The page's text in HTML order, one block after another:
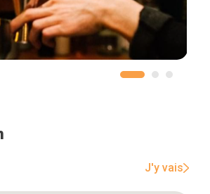
J'y vais